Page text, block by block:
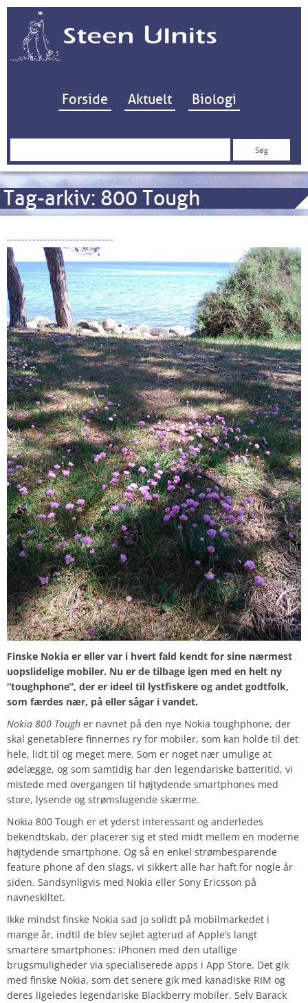
Hop til indhold
Forside Aktuelt Biologi
Søg
Tag-arkiv: 800 Tough
Finske Nokia er eller var i hvert fald kendt for sine nærmest
uopslidelige mobiler. Nu er de tilbage igen med en helt ny
“toughphone”, der er ideel til lystfiskere og andet godtfolk,
som færdes nær, på eller sågar i vandet.
Nokia 800 Tough er navnet på den nye Nokia toughphone, der
skal genetablere finnernes ry for mobiler, som kan holde til det
hele, lidt til og meget mere. Som er noget nær umulige at
ødelægge, og som samtidig har den legendariske batteritid, vi
mistede med overgangen til højtydende smartphones med
store, lysende og strømslugende skærme.
Nokia 800 Tough er et yderst interessant og anderledes
bekendtskab, der placerer sig et sted midt mellem en moderne
højtydende smartphone. Og så en enkel strømbesparende
feature phone af den slags, vi sikkert alle har haft for nogle år
siden. Sandsynligvis med Nokia eller Sony Ericsson på
navneskiltet.
Ikke mindst finske Nokia sad jo solidt på mobilmarkedet i
mange år, indtil de blev sejlet agterud af Apple’s langt
smartere smartphones: iPhonen med den utallige
brugsmuligheder via specialiserede apps i App Store. Det gik
med finske Nokia, som det senere gik med kanadiske RIM og
deres ligeledes legendariske Blackberry mobiler. Selv Barack